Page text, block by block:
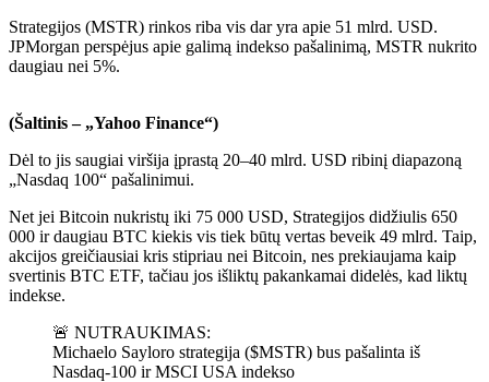
Strategijos (MSTR) rinkos riba vis dar yra apie 51 mlrd. USD.
JPMorgan perspėjus apie galimą indekso pašalinimą, MSTR nukrito
daugiau nei 5%.
(Šaltinis – „Yahoo Finance“)
Dėl to jis saugiai viršija įprastą 20–40 mlrd. USD ribinį diapazoną
„Nasdaq 100“ pašalinimui.
Net jei Bitcoin nukristų iki 75 000 USD, Strategijos didžiulis 650
000 ir daugiau BTC kiekis vis tiek būtų vertas beveik 49 mlrd. Taip,
akcijos greičiausiai kris stipriau nei Bitcoin, nes prekiaujama kaip
svertinis BTC ETF, tačiau jos išliktų pakankamai didelės, kad liktų
indekse.
🚨 NUTRAUKIMAS:
Michaelo Sayloro strategija ($MSTR) bus pašalinta iš
Nasdaq-100 ir MSCI USA indekso